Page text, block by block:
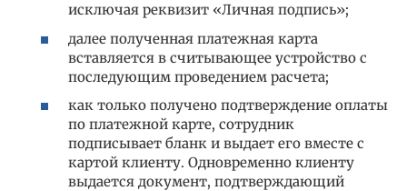
исключая реквизит «Личная подпись»;
далее полученная платежная карта
вставляется в считывающее устройство с
последующим проведением расчета;
как только получено подтверждение оплаты
по платежной карте, сотрудник
подписывает бланк и выдает его вместе с
картой клиенту. Одновременно клиенту
выдается документ, подтверждающий